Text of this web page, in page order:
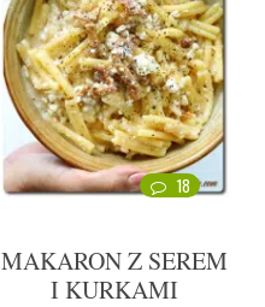
18
MAKARON Z SEREM
I KURKAMI